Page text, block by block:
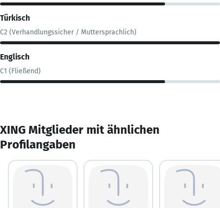
Türkisch
C2 (Verhandlungssicher / Muttersprachlich)
Englisch
C1 (Fließend)
XING Mitglieder mit ähnlichen
Profilangaben